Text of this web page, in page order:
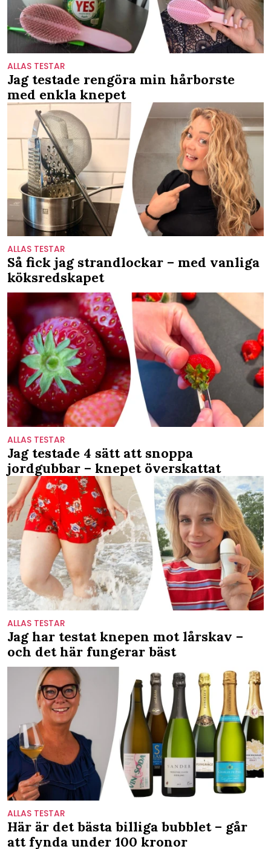
ALLAS TESTAR
Jag testade rengöra min hårborste
med enkla knepet
ALLAS TESTAR
Så fick jag strandlockar – med vanliga
köksredskapet
ALLAS TESTAR
Jag testade 4 sätt att snoppa
jordgubbar – knepet överskattat
ALLAS TESTAR
Jag har testat knepen mot lårskav –
och det här fungerar bäst
ALLAS TESTAR
Här är det bästa billiga bubblet – går
att fynda under 100 kronor